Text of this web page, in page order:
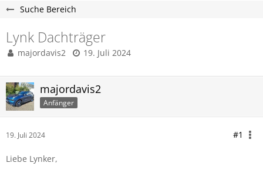
Suche Bereich
Lynk Dachträger
majordavis2 19. Juli 2024
majordavis2
Anfänger
19. Juli 2024 #1
Liebe Lynker,